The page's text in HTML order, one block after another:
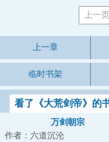
上一页
上一章
临时书架
看了《大荒剑帝》的
万剑朝宗
作者：六道沉沦